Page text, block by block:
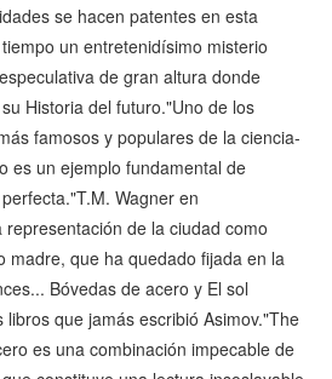
se hacen patentes en esta
un entretenidísimo misterio
de gran altura donde
Historia del futuro."Uno de los
famosos y populares de la ciencia-
es un ejemplo fundamental de
Wagner en
de la ciudad como
madre, que ha quedado fijada en la
Bóvedas de acero y El sol
que jamás escribió Asimov."The
es una combinación impecable de